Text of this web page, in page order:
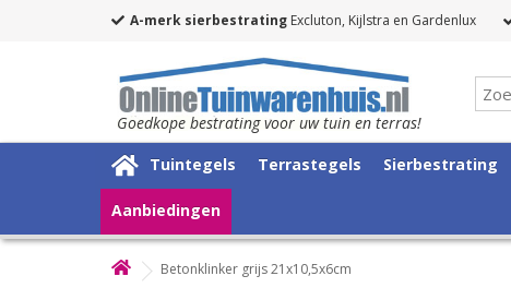
A-merk sierbestrating Excluton, Kijlstra en Gardenlux
Goedkope bestrating voor uw tuin en terras!
Tuintegels Terrastegels Sierbestrating
Aanbiedingen
Betonklinker grijs 21x10,5x6cm